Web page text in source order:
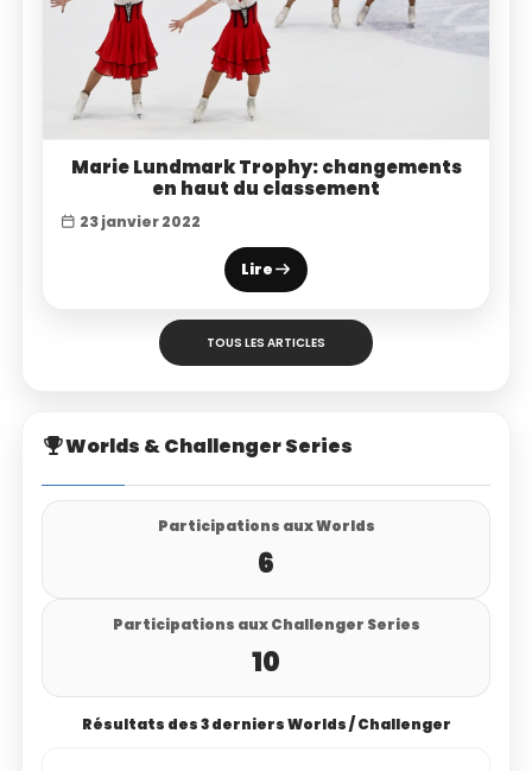
Marie Lundmark Trophy: changements
en haut du classement
23 janvier 2022
Lire
TOUS LES ARTICLES
Worlds & Challenger Series
Participations aux Worlds
6
Participations aux Challenger Series
10
Résultats des 3 derniers Worlds / Challenger